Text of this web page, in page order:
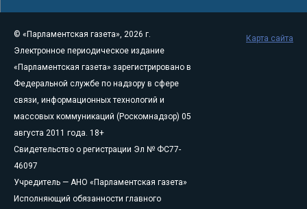
© «Парламентская газета», 2026 г.
Электронное периодическое издание
«Парламентская газета» зарегистрировано в
Федеральной службе по надзору в сфере
связи, информационных технологий и
массовых коммуникаций (Роскомнадзор) 05
августа 2011 года. 18+
Свидетельство о регистрации Эл № ФС77-
46097
Учредитель — АНО «Парламентская газета»
Исполняющий обязанности главного
Карта сайта